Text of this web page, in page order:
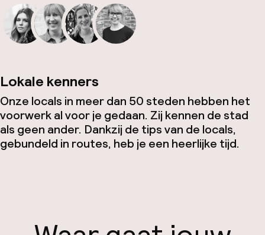
Lokale kenners
Onze locals in meer dan 50 steden hebben het
voorwerk al voor je gedaan. Zij kennen de stad
als geen ander. Dankzij de tips van de locals,
gebundeld in routes, heb je een heerlijke tijd.